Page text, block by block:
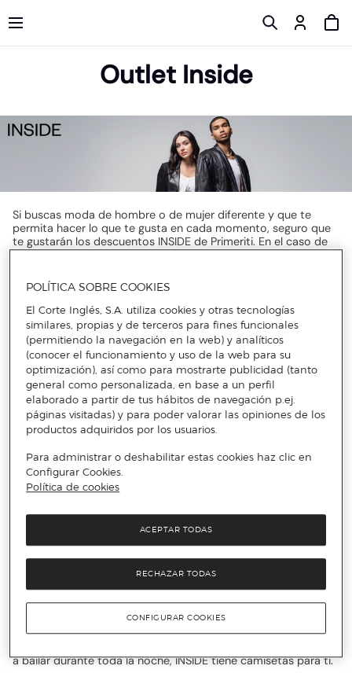
Outlet Inside
Si buscas moda de hombre o de mujer diferente y que te
permita hacer lo que te gusta en cada momento, seguro que
te gustarán los descuentos INSIDE de Primeriti. En el caso de
que aún no conozcas la marca y tengas curiosidad por saber
en concreto, sino que hay ropa para cualquier persona. Un
auténtico insider es el que vive haciendo lo que le apasiona de
verdad, exprimiendo cada minuto como si fuese el último de
su vida. Utilizan la ropa para conectar no solo con ellos
mismos, sino también con su mundo y con la comunidad.
Para la marca INSIDE, la ropa es una fuente de inspiración para
hacer en cada momento lo que más te gusta, aprovechando
cada instante y disfrutando lo máximo posible. Su lema es “la
moda no es lo que te pones, es lo que haces cuando te lo
pones”.
No puedes perderte los descuentos
en moda mujer INSIDE
Tanto si ya eres usuaria de la marca y te consideras una
marca y sientes curiosidad por cómo son sus prendas, seguro
que te encantarán los descuentos de la marca en moda
Las prendas de mujer de INSIDE son diferentes, no siguen
ningún estilo en concreto, por lo que sin importar cómo suelas
vestir, seguro que encontrarás prendas que te gustarán
mucho.
Hay camisetas lisas y estampadas, informales, algo más
arregladas, polos, de tipo oversize, bodys, etc. No importa si
a bailar durante toda la noche, INSIDE tiene camisetas para ti.
POLÍTICA SOBRE COOKIES
El Corte Inglés, S.A. utiliza cookies y otras tecnologías
similares, propias y de terceros para fines funcionales
(permitiendo la navegación en la web) y analíticos
(conocer el funcionamiento y uso de la web para su
optimización), así como para mostrarte publicidad (tanto
general como personalizada, en base a un perfil
elaborado a partir de tus hábitos de navegación p.ej.
páginas visitadas) y para poder valorar las opiniones de los
productos adquiridos por los usuarios.
Para administrar o deshabilitar estas cookies haz clic en
Configurar Cookies.
Política de cookies
RECHAZAR TODAS
ACEPTAR TODAS
CONFIGURAR COOKIES